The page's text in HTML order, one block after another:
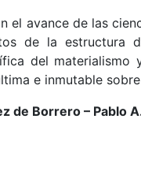
el avance de las
de la estructura
del materialismo
e inmutable
de Borrero – Pablo